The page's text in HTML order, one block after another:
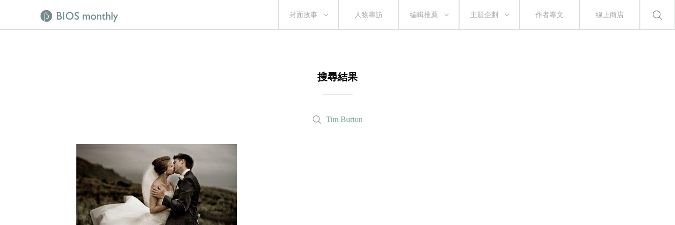
封面故事 人物專訪 編輯推薦 主題企劃 作者專文 線上商店
搜尋結果
Tim Burton